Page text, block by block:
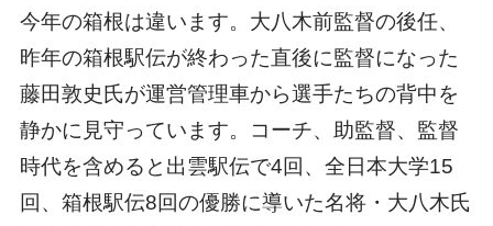
今年の箱根は違います。大八木前監督の後任、
昨年の箱根駅伝が終わった直後に監督になった
藤田敦史氏が運営管理車から選手たちの背中を
静かに見守っています。コーチ、助監督、監督
時代を含めると出雲駅伝で4回、全日本大学15
回、箱根駅伝8回の優勝に導いた名将・大八木氏